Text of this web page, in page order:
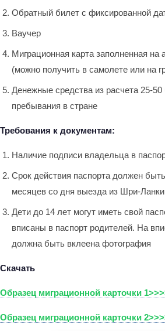
Обратный билет с фиксированной
Ваучер
Миграционная карта заполненная на
(можно получить в самолете или на
Денежные средства из расчета 25-50
пребывания в стране
Требования к документам:
Наличие подписи владельца в
Cрок действия паспорта должен
месяцев со дня выезда из Шри-Ланки
Дети до 14 лет могут иметь свой
вписаны в паспорт родителей. На
должна быть вклеена фотография
Скачать
Образец миграционной карточки
Образец миграционной карточки